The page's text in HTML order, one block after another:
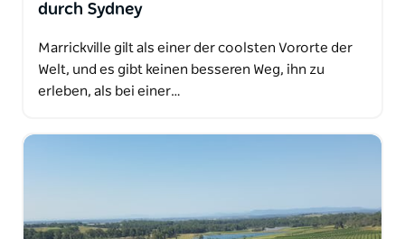
durch Sydney
Marrickville gilt als einer der coolsten Vororte der
Welt, und es gibt keinen besseren Weg, ihn zu
erleben, als bei einer…